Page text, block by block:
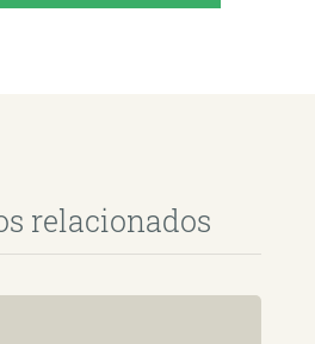
relacionados